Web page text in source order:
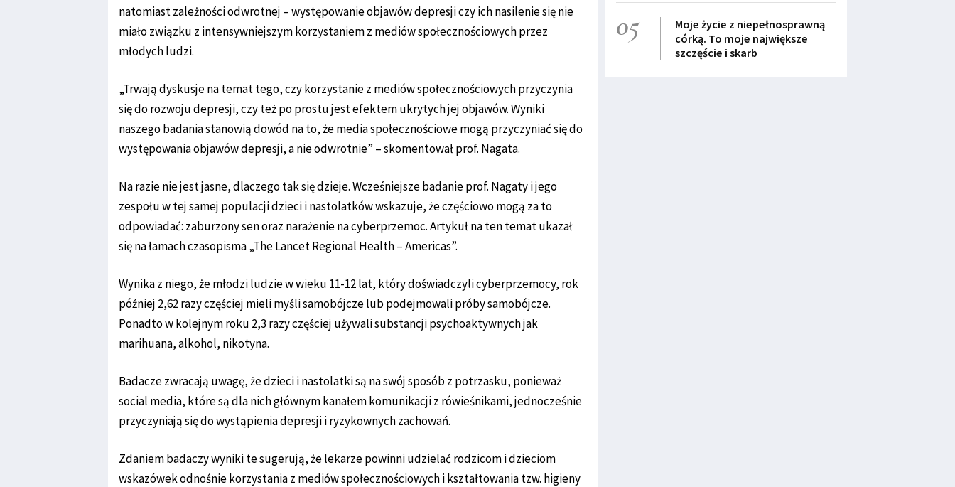
natomiast zależności odwrotnej – występowanie objawów depresji czy ich nasilenie się nie
miało związku z intensywniejszym korzystaniem z mediów społecznościowych przez
młodych ludzi.
„Trwają dyskusje na temat tego, czy korzystanie z mediów społecznościowych przyczynia
się do rozwoju depresji, czy też po prostu jest efektem ukrytych jej objawów. Wyniki
naszego badania stanowią dowód na to, że media społecznościowe mogą przyczyniać się do
występowania objawów depresji, a nie odwrotnie” – skomentował prof. Nagata.
Na razie nie jest jasne, dlaczego tak się dzieje. Wcześniejsze badanie prof. Nagaty i jego
zespołu w tej samej populacji dzieci i nastolatków wskazuje, że częściowo mogą za to
odpowiadać: zaburzony sen oraz narażenie na cyberprzemoc. Artykuł na ten temat ukazał
się na łamach czasopisma „The Lancet Regional Health – Americas”.
Wynika z niego, że młodzi ludzie w wieku 11-12 lat, który doświadczyli cyberprzemocy, rok
później 2,62 razy częściej mieli myśli samobójcze lub podejmowali próby samobójcze.
Ponadto w kolejnym roku 2,3 razy częściej używali substancji psychoaktywnych jak
marihuana, alkohol, nikotyna.
Badacze zwracają uwagę, że dzieci i nastolatki są na swój sposób z potrzasku, ponieważ
social media, które są dla nich głównym kanałem komunikacji z rówieśnikami, jednocześnie
przyczyniają się do wystąpienia depresji i ryzykownych zachowań.
Zdaniem badaczy wyniki te sugerują, że lekarze powinni udzielać rodzicom i dzieciom
wskazówek odnośnie korzystania z mediów społecznościowych i kształtowania tzw. higieny
05
Moje życie z niepełnosprawną
córką. To moje największe
szczęście i skarb